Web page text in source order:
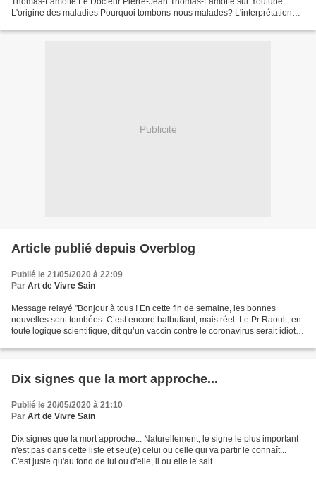
L'origine des maladies Pourquoi tombons-nous malades? L'interprétation
Publicité
Article publié depuis Overblog
Publié le 21/05/2020 à 22:09
Par Art de Vivre Sain
Message relayé "Bonjour à tous ! En cette fin de semaine, les bonnes
nouvelles sont tombées. C’est encore balbutiant, mais réel. Le Pr Raoult, en
toute logique scientifique, dit qu’un vaccin contre le coronavirus serait idiot!
Dix signes que la mort approche...
Publié le 20/05/2020 à 21:10
Par Art de Vivre Sain
Dix signes que la mort approche... Naturellement, le signe le plus important
n'est pas dans cette liste et seu(e) celui ou celle qui va partir le connaît...
C'est juste qu'au fond de lui ou d'elle, il ou elle le sait...